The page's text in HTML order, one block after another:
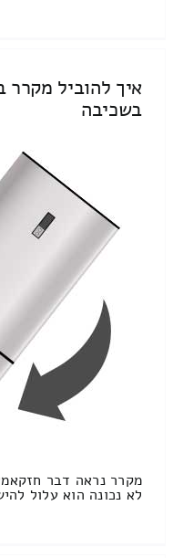
איך להוביל מקרר
בשכיבה
מקרר נראה דבר
לא נכונה הוא עלול